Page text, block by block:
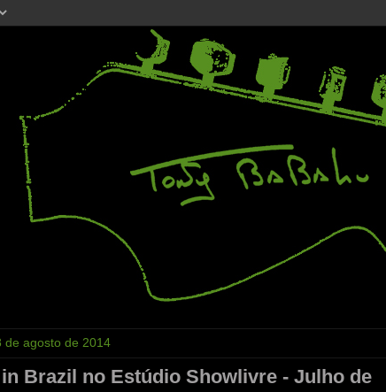
de agosto de 2014
Brazil no Estúdio Showlivre - Julho de